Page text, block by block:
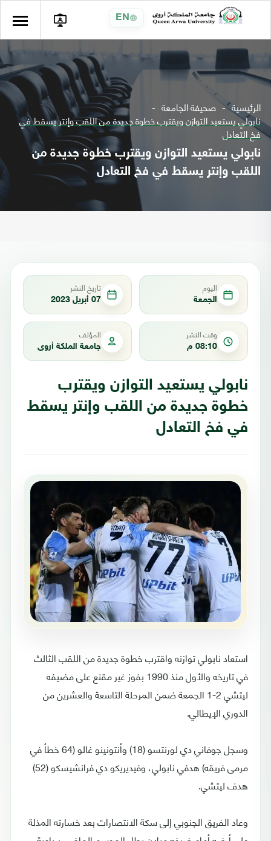
EN
الرئيسية صحيفة الجامعة
نابولي يستعيد التوازن ويقترب خطوة جديدة من اللقب وإنتر يسقط في
فخ التعادل
نابولي يستعيد التوازن ويقترب خطوة جديدة من
اللقب وإنتر يسقط في فخ التعادل
اليوم
الجمعة
تاريخ النشر
07 أبريل 2023
وقت النشر
08:10 م
المؤلف
جامعة الملكة أروى
نابولي يستعيد التوازن ويقترب
خطوة جديدة من اللقب وإنتر يسقط
في فخ التعادل
استعاد نابولي توازنه واقترب خطوة جديدة من اللقب الثالث
في تاريخه والأول منذ 1990 بفوز غير مقنع على مضيفه
ليتشي 2-1 الجمعة ضمن المرحلة التاسعة والعشرين من
الدوري الإيطالي.
وسجل جوفاني دي لورنتسو (18) وأنتونينو غالو (64 خطأ في
مرمى فريقه) هدفي نابولي، وفيديريكو دي فرانشيسكو (52)
هدف ليتشي.
وعاد الفريق الجنوبي إلى سكة الانتصارات بعد خسارته المذلة